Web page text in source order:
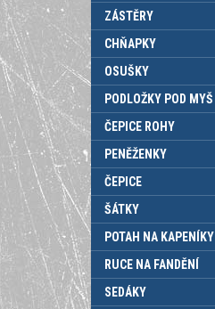
ZÁSTĚRY
CHŇAPKY
OSUŠKY
PODLOŽKY POD MYŠ
ČEPICE ROHY
PENĚŽENKY
ČEPICE
ŠÁTKY
POTAH NA KAPENÍKY
RUCE NA FANDĚNÍ
SEDÁKY